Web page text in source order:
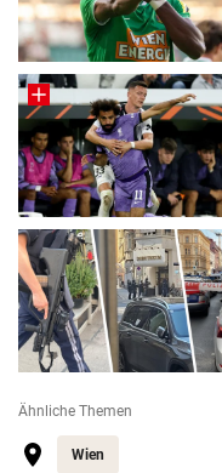
Ähnliche Themen
Wien